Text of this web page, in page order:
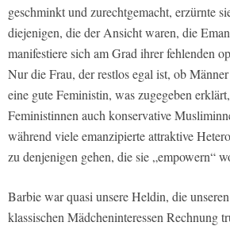
geschminkt und zurechtgemacht, erzürnte
diejenigen, die der Ansicht waren, die
manifestiere sich am Grad ihrer fehlenden
Nur die Frau, der restlos egal ist, ob
eine gute Feministin, was zugegeben
Feministinnen auch konservative
während viele emanzipierte attraktive
zu denjenigen gehen, die sie „empowern“
Barbie war quasi unsere Heldin, die
klassischen Mädcheninteressen Rechnung